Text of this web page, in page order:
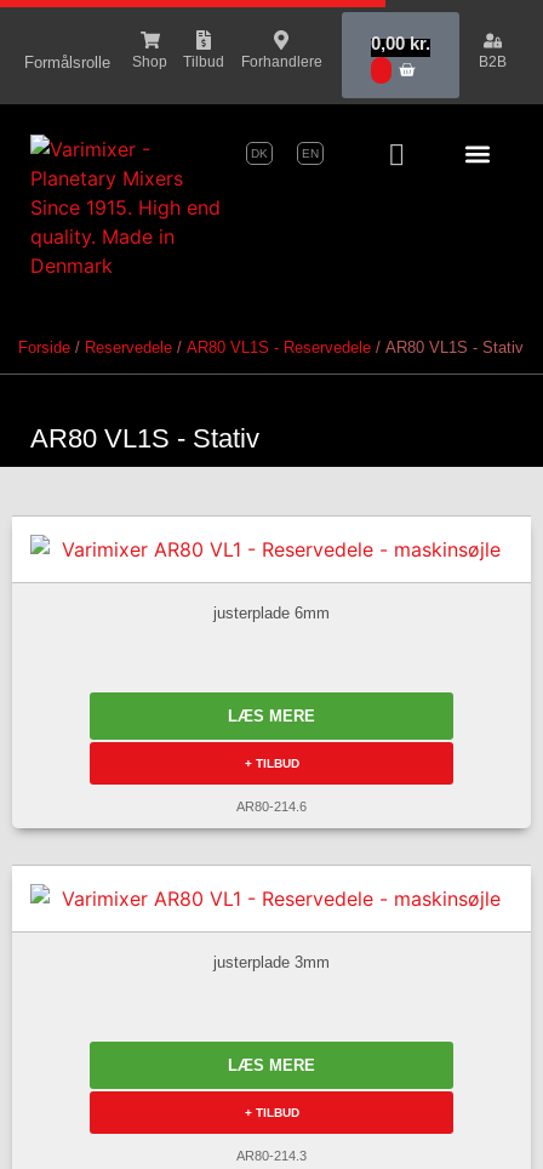
content
Formålsrolle Shop Tilbud Forhandlere
0,00kr.
B2B
DK EN
Forside / Reservedele / AR80 VL1S - Reservedele / AR80 VL1S - Stativ
AR80 VL1S - Stativ
justerplade 6mm
LÆS MERE
+ TILBUD
AR80-214.6
justerplade 3mm
LÆS MERE
+ TILBUD
AR80-214.3